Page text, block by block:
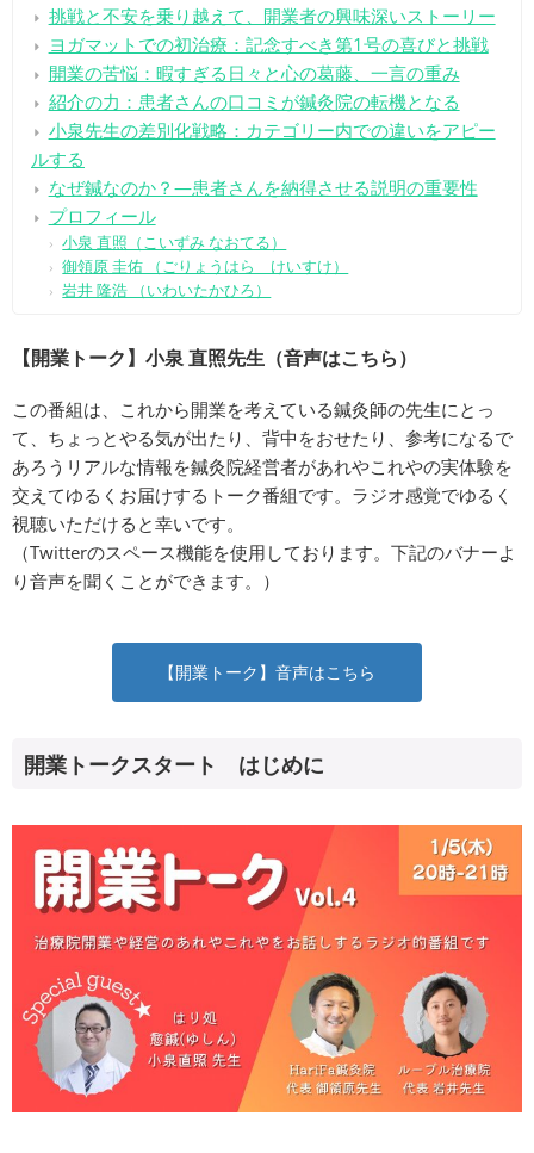
挑戦と不安を乗り越えて、開業者の興味深いストーリー
ヨガマットでの初治療：記念すべき第1号の喜びと挑戦
開業の苦悩：暇すぎる日々と心の葛藤、一言の重み
紹介の力：患者さんの口コミが鍼灸院の転機となる
小泉先生の差別化戦略：カテゴリー内での違いをアピー
ルする
なぜ鍼なのか？―患者さんを納得させる説明の重要性
プロフィール
小泉 直照（こいずみ なおてる）
御領原 圭佑 （ごりょうはら けいすけ）
岩井 隆浩 （いわいたかひろ）
【開業トーク】小泉 直照先生（音声はこちら）
この番組は、これから開業を考えている鍼灸師の先生にとっ
て、ちょっとやる気が出たり、背中をおせたり、参考になるで
あろうリアルな情報を鍼灸院経営者があれやこれやの実体験を
交えてゆるくお届けするトーク番組です。ラジオ感覚でゆるく
視聴いただけると幸いです。
（Twitterのスペース機能を使用しております。下記のバナーよ
り音声を聞くことができます。）
【開業トーク】音声はこちら
開業トークスタート はじめに